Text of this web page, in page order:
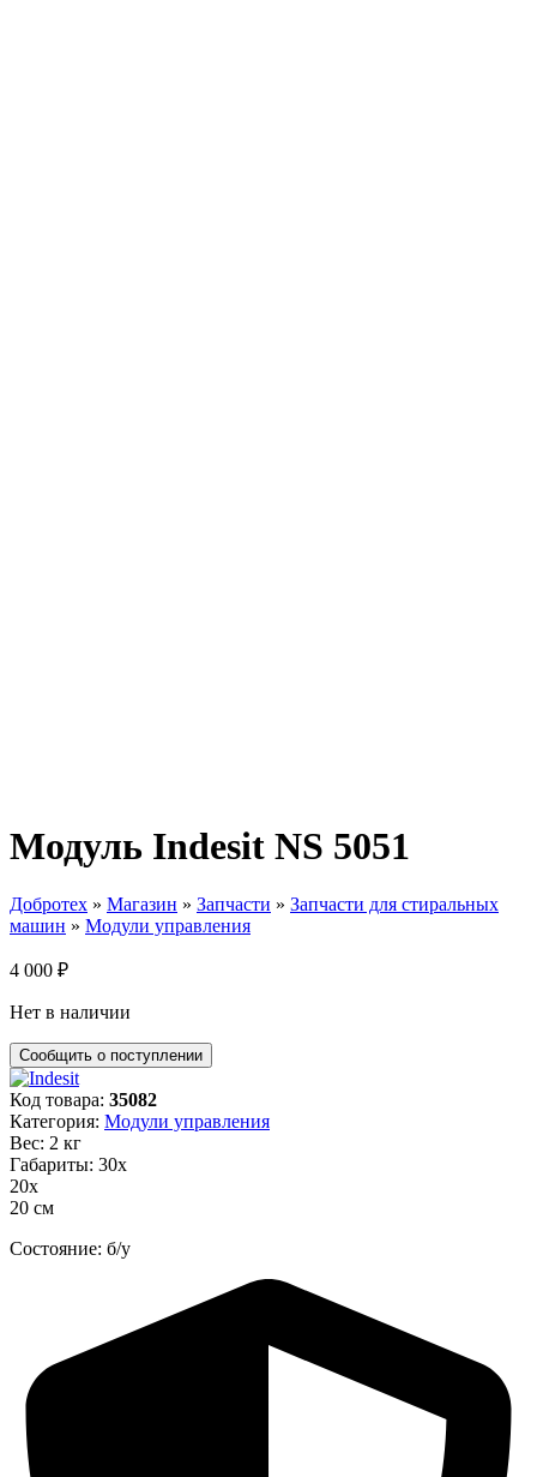
Модуль Indesit NS 5051
Добротех » Магазин » Запчасти » Запчасти для стиральных
машин » Модули управления
4 000 ₽
Нет в наличии
Код товара: 35082
Категория: Модули управления
Вес: 2 кг
Габариты: 30х
20х
20 см
Состояние: б/у